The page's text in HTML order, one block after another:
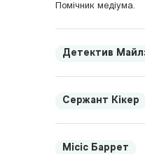
Помічник медіума.
Детектив
Сержант Кікер
Місіс Баррет